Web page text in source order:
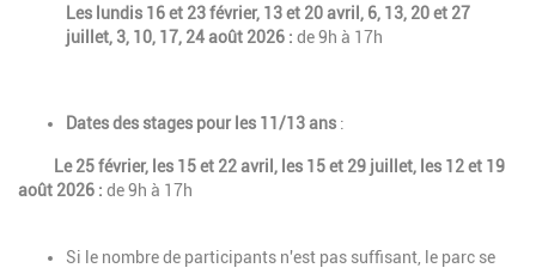
Les lundis 16 et 23 février, 13 et 20 avril, 6, 13, 20 et 27
juillet, 3, 10, 17, 24 août 2026 : de 9h à 17h
Dates des stages pour les 11/13 ans :
Le 25 février, les 15 et 22 avril, les 15 et 29 juillet, les 12 et 19
août 2026 : de 9h à 17h
Si le nombre de participants n'est pas suffisant, le parc se